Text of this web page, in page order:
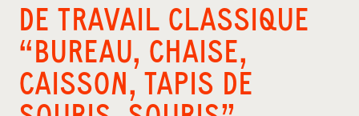
DE TRAVAIL CLASSIQUE
“BUREAU, CHAISE,
CAISSON, TAPIS DE